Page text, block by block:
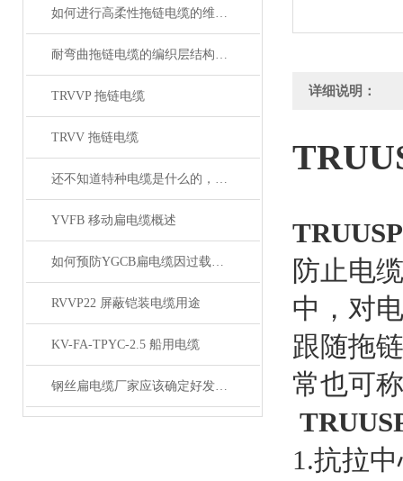
如何进行高柔性拖链电缆的维护保养？
耐弯曲拖链电缆的编织层结构有哪几种
TRVVP 拖链电缆
TRVV 拖链电缆
还不知道特种电缆是什么的，请看这里！
YVFB 移动扁电缆概述
如何预防YGCB扁电缆因过载而起火
RVVP22 屏蔽铠装电缆用途
KV-FA-TPYC-2.5 船用电缆
钢丝扁电缆厂家应该确定好发展方向
详细说明：
防止电
中，对
跟随拖
常也可
1.抗拉